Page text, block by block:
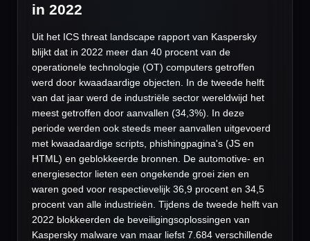
in 2022
Uit het ICS threat landscape rapport van Kaspersky
blijkt dat in 2022 meer dan 40 procent van de
operationele technologie (OT) computers getroffen
werd door kwaadaardige objecten. In de tweede helft
van dat jaar werd de industriële sector wereldwijd het
meest getroffen door aanvallen (34,3%). In deze
periode werden ook steeds meer aanvallen uitgevoerd
met kwaadaardige scripts, phishingpagina's (JS en
HTML) en geblokkeerde bronnen. De automotive- en
energiesector lieten een ongekende groei zien en
waren goed voor respectievelijk 36,9 procent en 34,5
procent van alle industrieën. Tijdens de tweede helft van
2022 blokkeerden de beveiligingsoplossingen van
Kaspersky malware van maar liefst 7.684 verschillende